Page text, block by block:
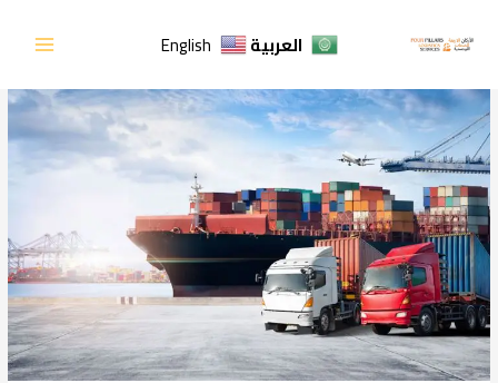
المحتوى
العربية English
من
السعودية
إلى
اليمن